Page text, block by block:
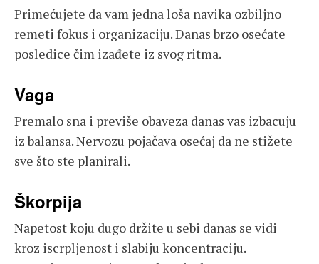
Primećujete da vam jedna loša navika ozbiljno
remeti fokus i organizaciju. Danas brzo osećate
posledice čim izađete iz svog ritma.
Vaga
Premalo sna i previše obaveza danas vas izbacuju
iz balansa. Nervozu pojačava osećaj da ne stižete
sve što ste planirali.
Škorpija
Napetost koju dugo držite u sebi danas se vidi
kroz iscrpljenost i slabiju koncentraciju.